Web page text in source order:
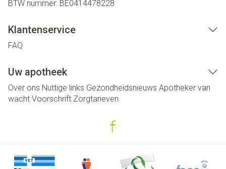
BTW nummer: BE0414478228
Klantenservice
FAQ
Uw apotheek
Over ons Nuttige links Gezondheidsnieuws Apotheker van
wacht Voorschrift Zorgtarieven